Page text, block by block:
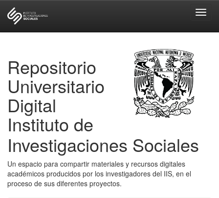
Repositorio
Universitario
Digital
Instituto de
Investigaciones Sociales
Un espacio para compartir materiales y recursos digitales
académicos producidos por los investigadores del IIS, en el
proceso de sus diferentes proyectos.